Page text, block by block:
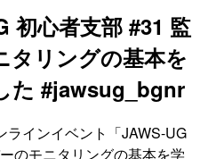
初心者支部 #31 監
タリングの基本を
た #jawsug_bgnr
インイベント「JAWS-UG
のモニタリングの基本を学